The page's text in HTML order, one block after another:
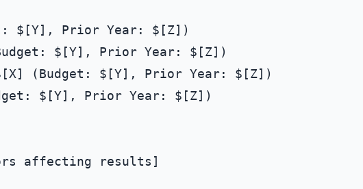
$[Y], Prior Year: $[Z])
$[Y], Prior Year: $[Z])
$[X] (Budget: $[Y], Prior Year: $[Z])
$[Y], Prior Year: $[Z])
affecting results]